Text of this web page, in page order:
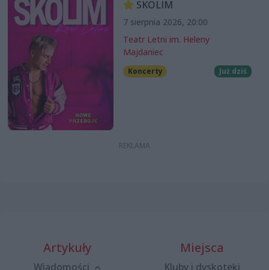
SKOLIM
7 sierpnia 2026, 20:00
Teatr Letni im. Heleny
Majdaniec
Koncerty Już dziś
Artykuły
Wiadomości
Miejsca
Kluby i dyskoteki